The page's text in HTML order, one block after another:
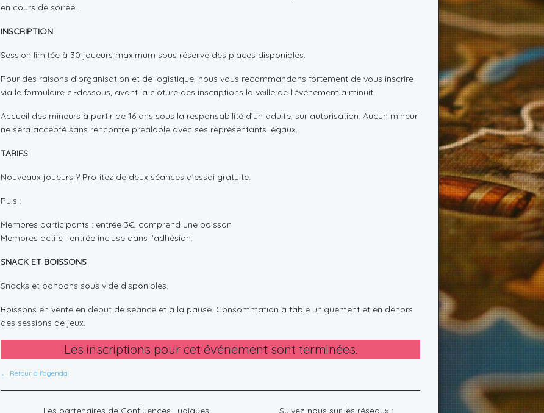
en cours de soirée.
INSCRIPTION
Session limitée à 30 joueurs maximum sous réserve des places disponibles.
Pour des raisons d’organisation et de logistique, nous vous recommandons fortement de vous inscrire
via le formulaire ci-dessous, avant la clôture des inscriptions la veille de l’événement à minuit.
Accueil des mineurs à partir de 16 ans sous la responsabilité d’un adulte, sur autorisation. Aucun mineur
ne sera accepté sans rencontre préalable avec ses représentants légaux.
TARIFS
Nouveaux joueurs ? Profitez de deux séances d’essai gratuite.
Puis :
Membres participants : entrée 3€, comprend une boisson
Membres actifs : entrée incluse dans l’adhésion.
SNACK ET BOISSONS
Snacks et bonbons sous vide disponibles.
Boissons en vente en début de séance et à la pause. Consommation à table uniquement et en dehors
des sessions de jeux.
Les inscriptions pour cet événement sont terminées.
← Retour à l'agenda
Les partenaires de Confluences Ludiques Suivez-nous sur les réseaux :